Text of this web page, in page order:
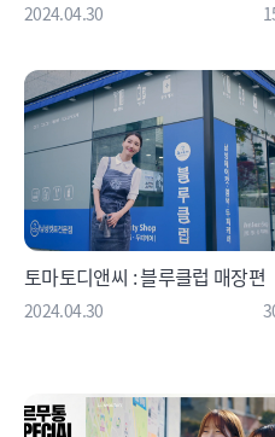
2024.04.30
토마토디앤씨 : 블루클럽 매장편
2024.04.30